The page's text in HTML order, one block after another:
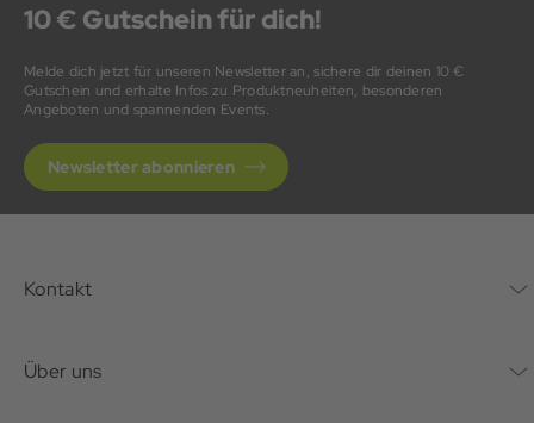
10 € Gutschein für dich!
Melde dich jetzt für unseren Newsletter an, sichere dir deinen 10 €
Gutschein und erhalte Infos zu Produktneuheiten, besonderen
Angeboten und spannenden Events.
Newsletter abonnieren
Kontakt
Über uns